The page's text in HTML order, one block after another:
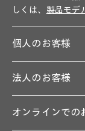
しくは、 製品モデ
個人のお客様
法人のお客様
オンラインでの